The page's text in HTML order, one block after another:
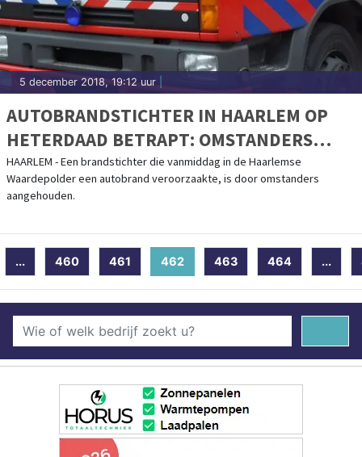
5 december 2018, 19:12 uur
AUTOBRANDSTICHTER IN HAARLEM OP
HETERDAAD BETRAPT: OMSTANDERS
GRIJPEN IN
HAARLEM - Een brandstichter die vanmiddag in de Haarlemse
Waardepolder een autobrand veroorzaakte, is door omstanders
aangehouden.
... 460 461 462 (current)
463 464 ...